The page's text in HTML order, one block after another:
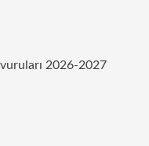
2026-2027